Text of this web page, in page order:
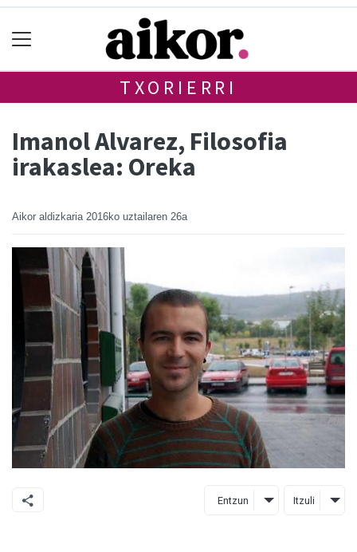
TXORIERRI
Imanol Alvarez, Filosofia
irakaslea: Oreka
Aikor aldizkaria 2016ko uztailaren 26a
Entzun Itzuli